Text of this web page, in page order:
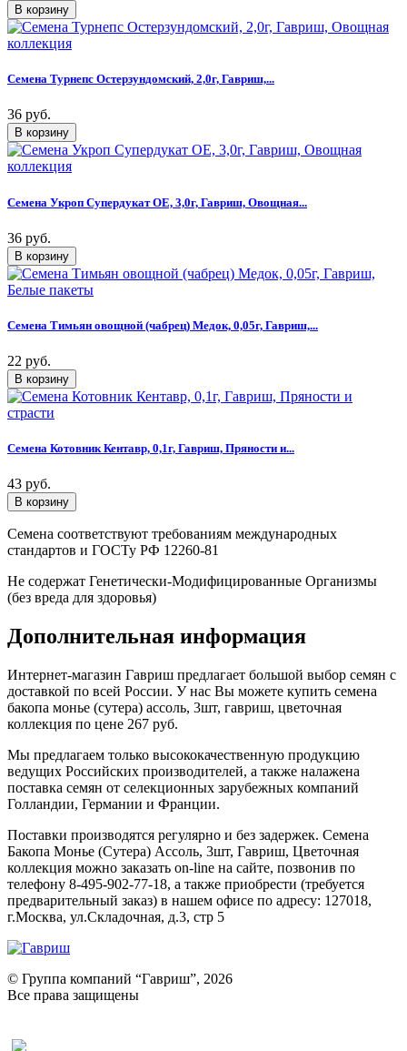
Семена Турнепс Остерзундомский, 2,0г, Гавриш,...
36 руб.
Семена Укроп Супердукат ОЕ, 3,0г, Гавриш, Овощная...
36 руб.
Семена Тимьян овощной (чабрец) Медок, 0,05г, Гавриш,...
22 руб.
Семена Котовник Кентавр, 0,1г, Гавриш, Пряности и...
43 руб.
Семена соответствуют требованиям международных
стандартов и ГОСТу РФ 12260-81
Не содержат Генетически-Модифицированные Организмы
(без вреда для здоровья)
Дополнительная информация
Интернет-магазин Гавриш предлагает большой выбор семян с
доставкой по всей России. У нас Вы можете купить семена
бакопа монье (сутера) ассоль, 3шт, гавриш, цветочная
коллекция по цене 267 руб.
Мы предлагаем только высококачественную продукцию
ведущих Российских производителей, а также налажена
поставка семян от селекционных зарубежных компаний
Голландии, Германии и Франции.
Поставки производятся регулярно и без задержек. Семена
Бакопа Монье (Сутера) Ассоль, 3шт, Гавриш, Цветочная
коллекция можно заказать on-line на сайте, позвонив по
телефону 8-495-902-77-18, а также приобрести (требуется
предварительный заказ) в нашем офисе по адресу: 127018,
г.Москва, ул.Складочная, д.3, стр 5
© Группа компаний “Гавриш”, 2026
Все права защищены